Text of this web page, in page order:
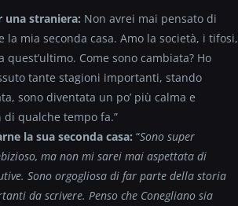
una straniera: Non avrei mai pensato di
mia seconda casa. Amo la società, i tifosi,
Come sono cambiata? Ho
tante stagioni importanti, stando
sono diventata un po’ più calma e
qualche tempo fa.”
la sua seconda casa: “Sono super
ma non mi sarei mai aspettata di
Sono orgogliosa di far parte della storia
da scrivere. Penso che Conegliano sia